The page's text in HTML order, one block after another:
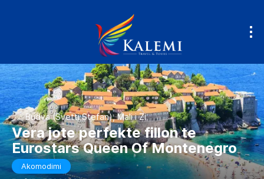
Budva (Svetti Stefan), Mali i Zi
Vera jote perfekte fillon te
Eurostars Queen Of Montenegro
Akomodimi